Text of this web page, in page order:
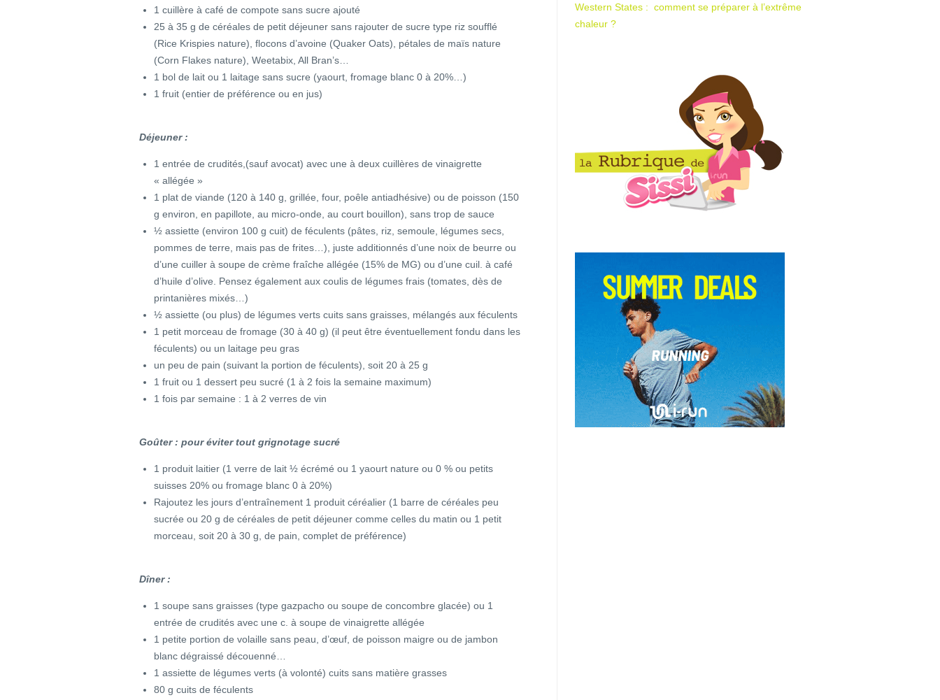
1 cuillère à café de compote sans sucre ajouté
25 à 35 g de céréales de petit déjeuner sans rajouter de sucre type riz soufflé
(Rice Krispies nature), flocons d’avoine (Quaker Oats), pétales de maïs nature
(Corn Flakes nature), Weetabix, All Bran’s…
1 bol de lait ou 1 laitage sans sucre (yaourt, fromage blanc 0 à 20%…)
1 fruit (entier de préférence ou en jus)
Déjeuner :
1 entrée de crudités,(sauf avocat) avec une à deux cuillères de vinaigrette
« allégée »
1 plat de viande (120 à 140 g, grillée, four, poêle antiadhésive) ou de poisson (150
g environ, en papillote, au micro-onde, au court bouillon), sans trop de sauce
½ assiette (environ 100 g cuit) de féculents (pâtes, riz, semoule, légumes secs,
pommes de terre, mais pas de frites…), juste additionnés d’une noix de beurre ou
d’une cuiller à soupe de crème fraîche allégée (15% de MG) ou d’une cuil. à café
d’huile d’olive. Pensez également aux coulis de légumes frais (tomates, dès de
printanières mixés…)
½ assiette (ou plus) de légumes verts cuits sans graisses, mélangés aux féculents
1 petit morceau de fromage (30 à 40 g) (il peut être éventuellement fondu dans les
féculents) ou un laitage peu gras
un peu de pain (suivant la portion de féculents), soit 20 à 25 g
1 fruit ou 1 dessert peu sucré (1 à 2 fois la semaine maximum)
1 fois par semaine : 1 à 2 verres de vin
Goûter : pour éviter tout grignotage sucré
1 produit laitier (1 verre de lait ½ écrémé ou 1 yaourt nature ou 0 % ou petits
suisses 20% ou fromage blanc 0 à 20%)
Rajoutez les jours d’entraînement 1 produit céréalier (1 barre de céréales peu
sucrée ou 20 g de céréales de petit déjeuner comme celles du matin ou 1 petit
morceau, soit 20 à 30 g, de pain, complet de préférence)
Dîner :
1 soupe sans graisses (type gazpacho ou soupe de concombre glacée) ou 1
entrée de crudités avec une c. à soupe de vinaigrette allégée
1 petite portion de volaille sans peau, d’œuf, de poisson maigre ou de jambon
blanc dégraissé découenné…
1 assiette de légumes verts (à volonté) cuits sans matière grasses
80 g cuits de féculents
Western States : comment se préparer à l’extrême
chaleur ?